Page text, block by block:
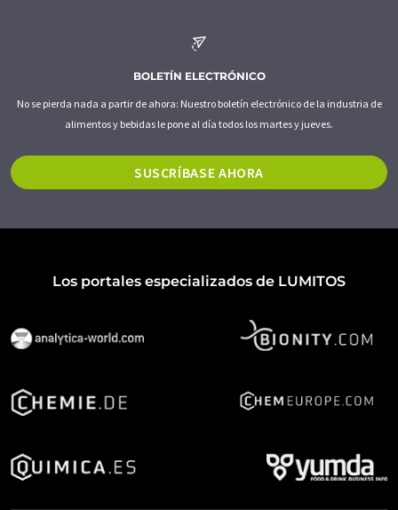
BOLETÍN ELECTRÓNICO
No se pierda nada a partir de ahora: Nuestro boletín electrónico de la industria de
alimentos y bebidas le pone al día todos los martes y jueves.
SUSCRÍBASE AHORA
Los portales especializados de LUMITOS